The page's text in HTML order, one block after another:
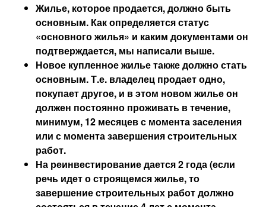
Жилье, которое продается, должно быть
основным. Как определяется статус
«основного жилья» и каким документами он
подтверждается, мы написали выше.
Новое купленное жилье также должно стать
основным. Т.е. владелец продает одно,
покупает другое, и в этом новом жилье он
должен постоянно проживать в течение,
минимум, 12 месяцев с момента заселения
или с момента завершения строительных
работ.
На реинвестирование дается 2 года (если
речь идет о строящемся жилье, то
завершение строительных работ должно